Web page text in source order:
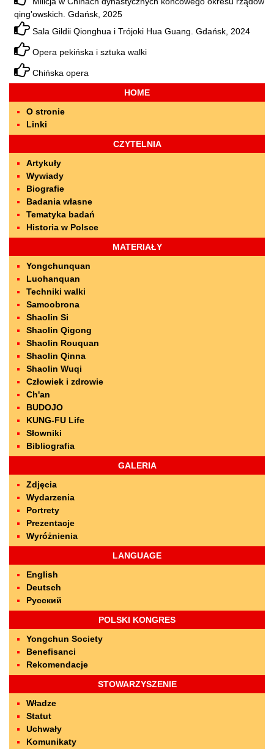
HOME
O stronie
Linki
CZYTELNIA
Artykuły
Wywiady
Biografie
Badania własne
Tematyka badań
Historia w Polsce
MATERIAŁY
Yongchunquan
Luohanquan
Techniki walki
Samoobrona
Shaolin Si
Shaolin Qigong
Shaolin Rouquan
Shaolin Qinna
Shaolin Wuqi
Człowiek i zdrowie
Ch'an
BUDOJO
KUNG-FU Life
Słowniki
Bibliografia
GALERIA
Zdjęcia
Wydarzenia
Portrety
Prezentacje
Wyróżnienia
qing'owskich. Gdańsk, 2025
Sala Gildii Qionghua i Trójoki Hua Guang. Gdańsk, 2024
Opera pekińska i sztuka walki
Chińska opera
LANGUAGE
English
Deutsch
Русский
POLSKI KONGRES
Yongchun Society
Benefisanci
Rekomendacje
STOWARZYSZENIE
Władze
Statut
Uchwały
Komunikaty